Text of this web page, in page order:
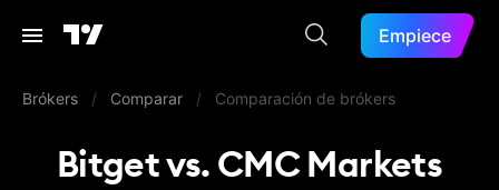
Empiece
Brókers / Comparar / Comparación de brókers
Bitget vs. CMC Markets